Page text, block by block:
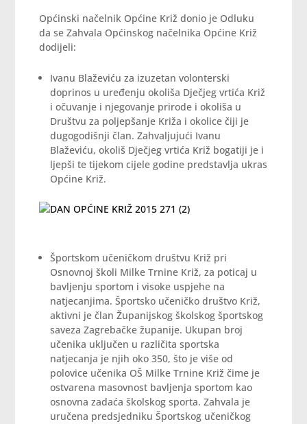
Općinski načelnik Općine Križ donio je Odluku
da se Zahvala Općinskog načelnika Općine Križ
dodijeli:
Ivanu Blaževiću za izuzetan volonterski
doprinos u uređenju okoliša Dječjeg vrtića Križ
i očuvanje i njegovanje prirode i okoliša u
Društvu za poljepšanje Križa i okolice čiji je
dugogodišnji član. Zahvaljujući Ivanu
Blaževiću, okoliš Dječjeg vrtića Križ bogatiji je i
ljepši te tijekom cijele godine predstavlja ukras
Općine Križ.
Športskom učeničkom društvu Križ pri
Osnovnoj školi Milke Trnine Križ, za poticaj u
bavljenju sportom i visoke uspjehe na
natjecanjima. Športsko učeničko društvo Križ,
aktivni je član Županijskog školskog športskog
saveza Zagrebačke županije. Ukupan broj
učenika uključen u različita sportska
natjecanja je njih oko 350, što je više od
polovice učenika OŠ Milke Trnine Križ čime je
ostvarena masovnost bavljenja sportom kao
osnovna zadaća školskog sporta. Zahvala je
uručena predsjedniku Športskog učeničkog